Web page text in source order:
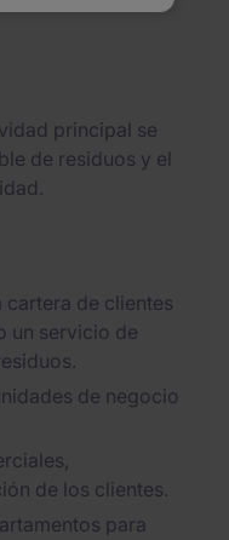
principal se
de residuos y el
de clientes
un servicio de
de negocio
de los clientes.
para